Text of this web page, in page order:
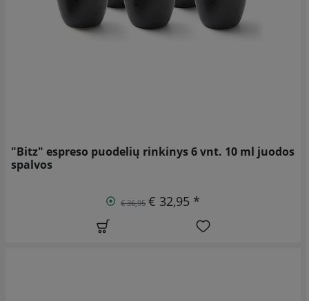
"Bitz" espreso puodelių rinkinys 6 vnt. 10 ml juodos
spalvos
€ 36,95 € 32,95 *